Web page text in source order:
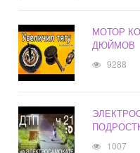
МОТОР
ДЮЙМОВ
9288
1007